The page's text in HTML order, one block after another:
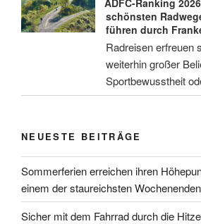
schönsten
führen durch
Radreisen erfreuen
weiterhin großer
Sportbewusstheit
NEUESTE BEITRÄGE
Sommerferien erreichen ihren
einem der staureichsten
Sicher mit dem Fahrrad durch die